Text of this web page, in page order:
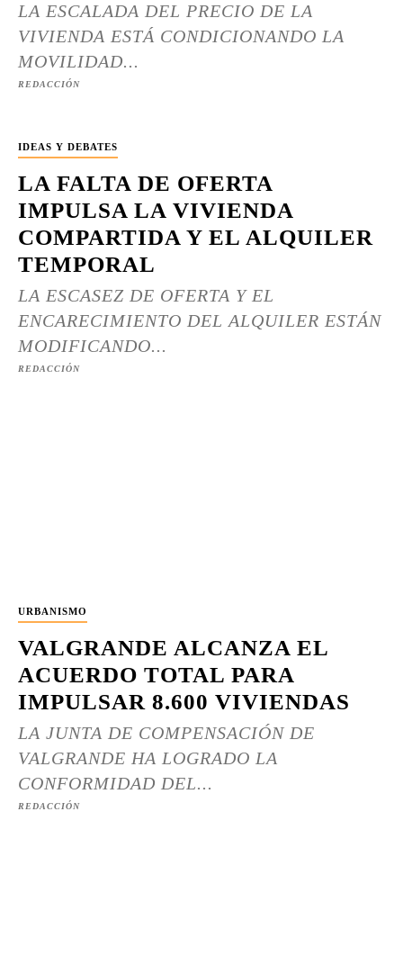
LA ESCALADA DEL PRECIO DE LA
VIVIENDA ESTÁ CONDICIONANDO LA
MOVILIDAD...
REDACCIÓN
IDEAS Y DEBATES
LA FALTA DE OFERTA
IMPULSA LA VIVIENDA
COMPARTIDA Y EL ALQUILER
TEMPORAL
LA ESCASEZ DE OFERTA Y EL
ENCARECIMIENTO DEL ALQUILER ESTÁN
MODIFICANDO...
REDACCIÓN
URBANISMO
VALGRANDE ALCANZA EL
ACUERDO TOTAL PARA
IMPULSAR 8.600 VIVIENDAS
LA JUNTA DE COMPENSACIÓN DE
VALGRANDE HA LOGRADO LA
CONFORMIDAD DEL...
REDACCIÓN